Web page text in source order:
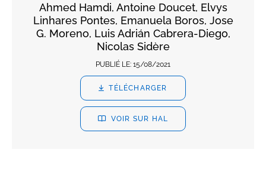
Ahmed Hamdi, Antoine Doucet, Elvys
Linhares Pontes, Emanuela Boros, Jose
G. Moreno, Luis Adrián Cabrera-Diego,
Nicolas Sidère
PUBLIÉ LE: 15/08/2021
TÉLÉCHARGER
VOIR SUR HAL